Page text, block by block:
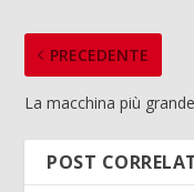
PRECEDENTE
La macchina più grande
POST